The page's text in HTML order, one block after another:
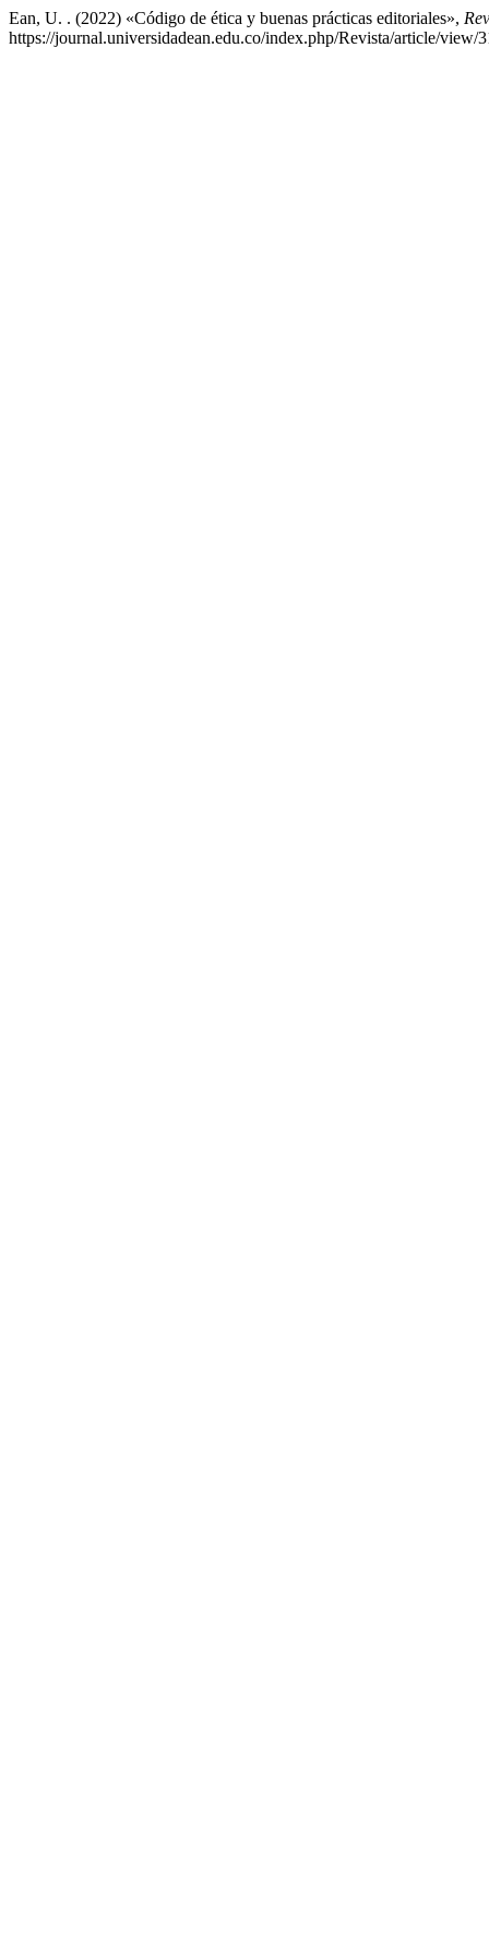
Ean, U. . (2022) «Código de ética y buenas prácticas editoriales»,
https://journal.universidadean.edu.co/index.php/Revista/article/view/